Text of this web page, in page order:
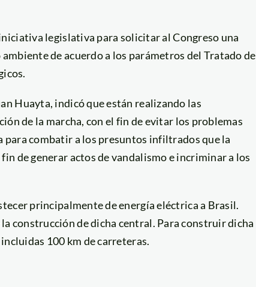
legislativa para solicitar al Congreso una
de acuerdo a los parámetros del Tratado de
Huayta, indicó que están realizando las
de la marcha, con el fin de evitar los problemas
combatir a los presuntos infiltrados que la
de generar actos de vandalismo e incriminar a los
principalmente de energía eléctrica a Brasil.
construcción de dicha central. Para construir dicha
100 km de carreteras.